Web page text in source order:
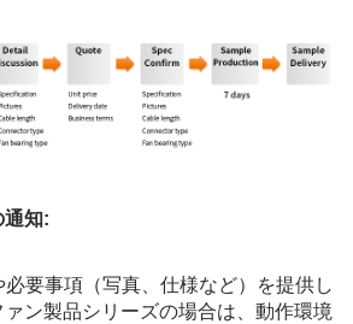
通知:
必要事項（写真、仕様など）を提供し
ン製品シリーズの場合は、動作環境